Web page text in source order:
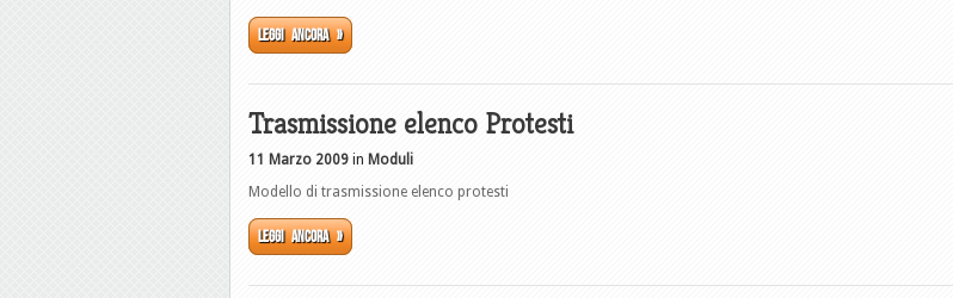
Leggi ancora »
Trasmissione elenco Protesti
11 Marzo 2009 in Moduli
Modello di trasmissione elenco protesti
Leggi ancora »